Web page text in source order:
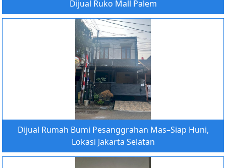
Dijual Ruko Mall Palem
Dijual Rumah Bumi Pesanggrahan Mas–Siap Huni,
Lokasi Jakarta Selatan